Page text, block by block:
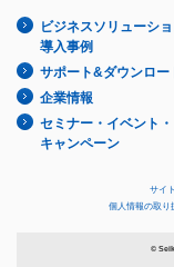
ビジネスソリューショ
導入事例
サポート&ダウンロー
企業情報
セミナー・イベント・
キャンペーン
サイ
個人情報の取
©